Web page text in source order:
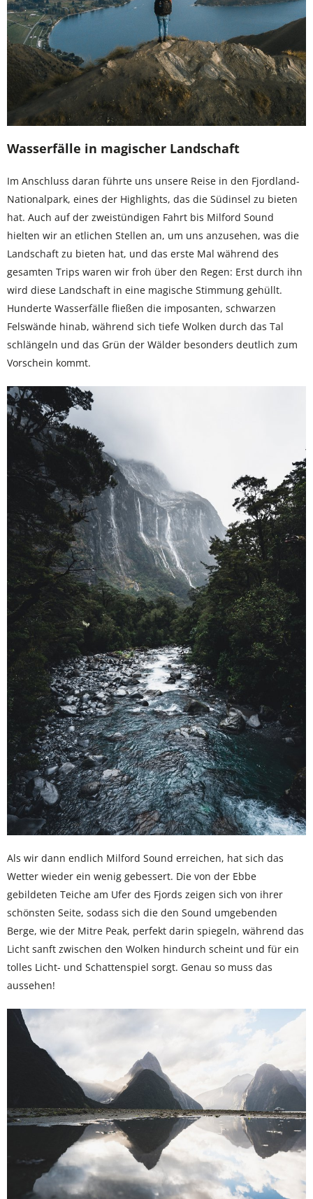
Wasserfälle in magischer Landschaft
Im Anschluss daran führte uns unsere Reise in den Fjordland-
Nationalpark, eines der Highlights, das die Südinsel zu bieten
hat. Auch auf der zweistündigen Fahrt bis Milford Sound
hielten wir an etlichen Stellen an, um uns anzusehen, was die
Landschaft zu bieten hat, und das erste Mal während des
gesamten Trips waren wir froh über den Regen: Erst durch ihn
wird diese Landschaft in eine magische Stimmung gehüllt.
Hunderte Wasserfälle fließen die imposanten, schwarzen
Felswände hinab, während sich tiefe Wolken durch das Tal
schlängeln und das Grün der Wälder besonders deutlich zum
Vorschein kommt.
Als wir dann endlich Milford Sound erreichen, hat sich das
Wetter wieder ein wenig gebessert. Die von der Ebbe
gebildeten Teiche am Ufer des Fjords zeigen sich von ihrer
schönsten Seite, sodass sich die den Sound umgebenden
Berge, wie der Mitre Peak, perfekt darin spiegeln, während das
Licht sanft zwischen den Wolken hindurch scheint und für ein
tolles Licht- und Schattenspiel sorgt. Genau so muss das
aussehen!